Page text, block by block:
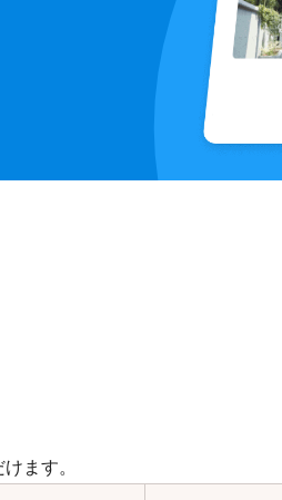
ます。